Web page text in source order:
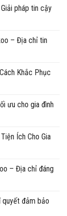
pháp tin cậy
– Địa chỉ tin
Khắc Phục
ưu cho gia đình
Ích Cho Gia
– Địa chỉ đáng
quyết đảm bảo